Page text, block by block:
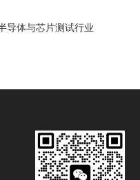
导体与芯片测试行业